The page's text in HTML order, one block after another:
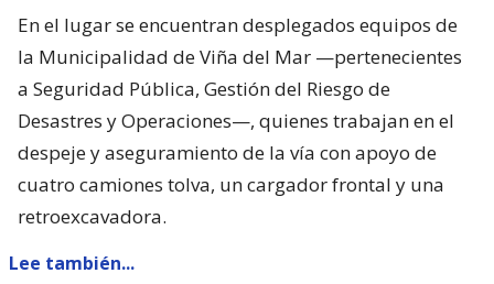
En el lugar se encuentran desplegados equipos de
la Municipalidad de Viña del Mar —pertenecientes
a Seguridad Pública, Gestión del Riesgo de
Desastres y Operaciones—, quienes trabajan en el
despeje y aseguramiento de la vía con apoyo de
cuatro camiones tolva, un cargador frontal y una
retroexcavadora.
Lee también...